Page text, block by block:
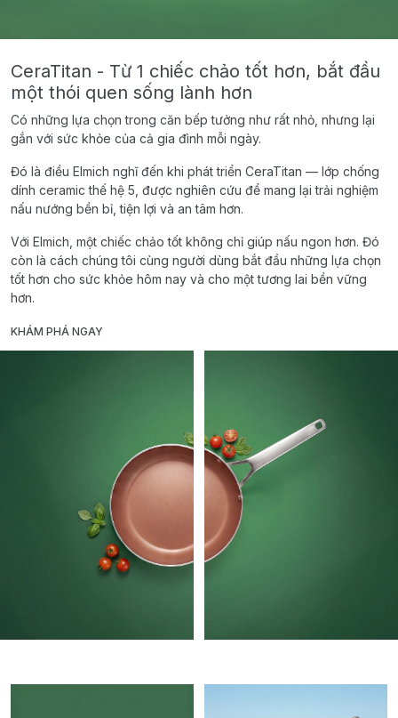
CeraTitan - Từ 1 chiếc chảo tốt hơn, bắt đầu
một thói quen sống lành hơn
Có những lựa chọn trong căn bếp tưởng như rất nhỏ, nhưng lại
gắn với sức khỏe của cả gia đình mỗi ngày.
Đó là điều Elmich nghĩ đến khi phát triển CeraTitan — lớp chống
dính ceramic thế hệ 5, được nghiên cứu để mang lại trải nghiệm
nấu nướng bền bỉ, tiện lợi và an tâm hơn.
Với Elmich, một chiếc chảo tốt không chỉ giúp nấu ngon hơn. Đó
còn là cách chúng tôi cùng người dùng bắt đầu những lựa chọn
tốt hơn cho sức khỏe hôm nay và cho một tương lai bền vững
hơn.
KHÁM PHÁ NGAY